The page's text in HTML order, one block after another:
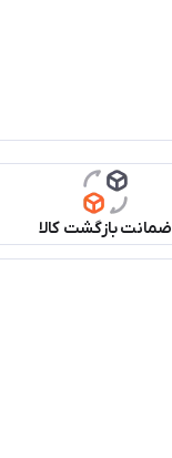
ضمانت بازگشت کالا